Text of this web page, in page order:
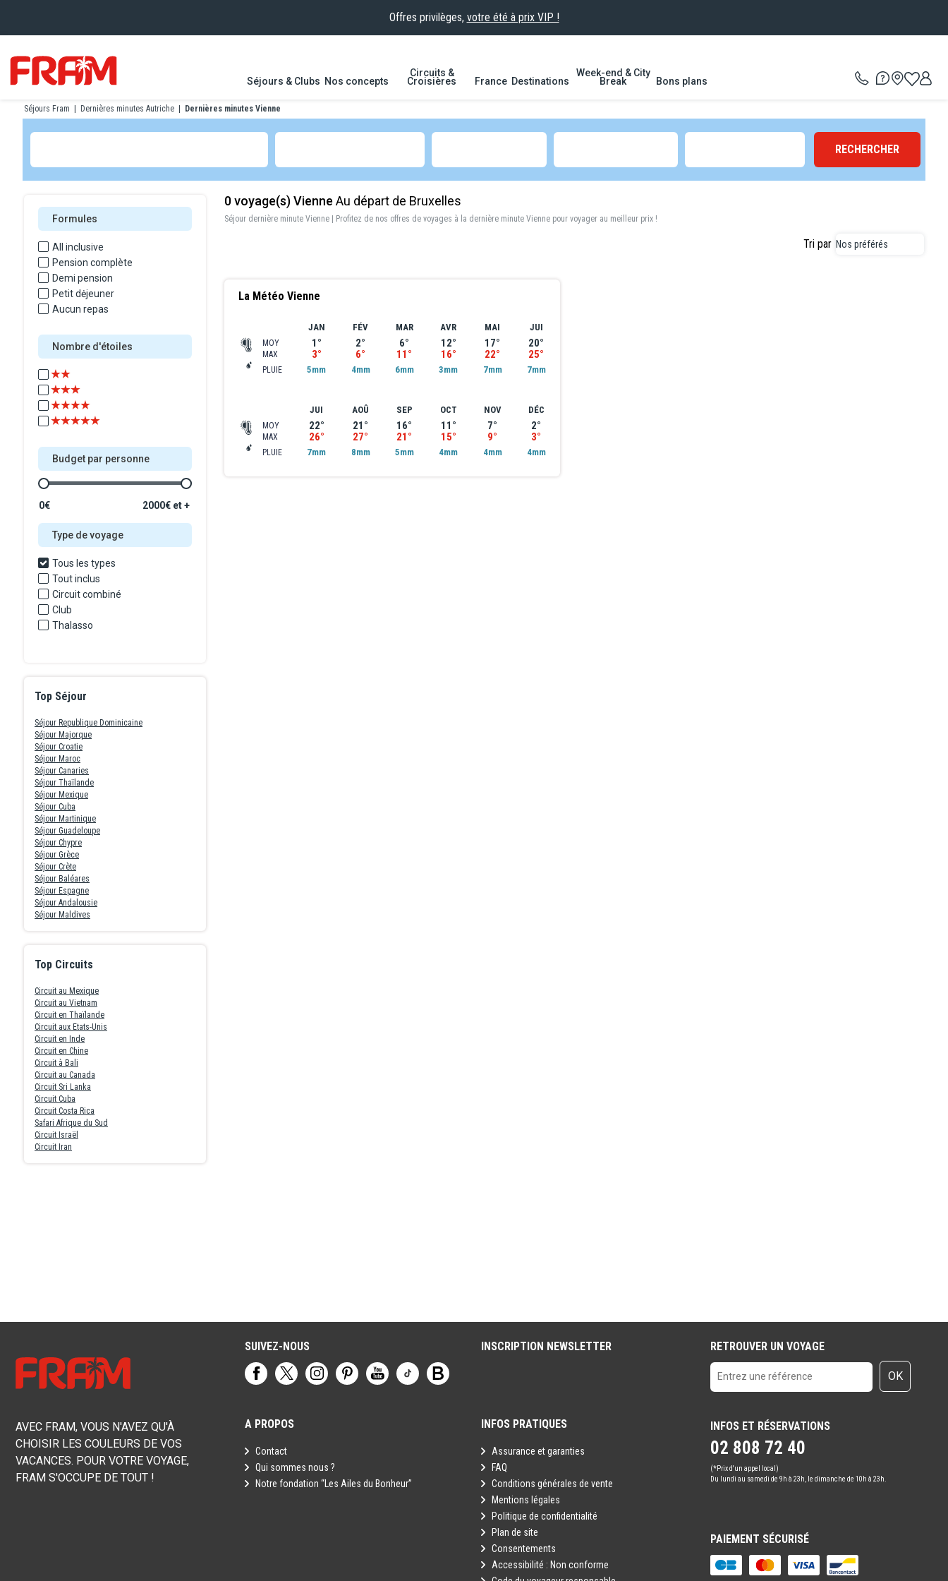
Offres privilèges, votre été à prix VIP !
Séjours & Clubs Nos concepts
Circuits &
Croisières France Destinations
Week-end & City
Break Bons plans
Séjours Fram Dernières minutes Autriche Dernières minutes Vienne
RECHERCHER
0voyage(s) Vienne Au départ de Bruxelles
Séjour dernière minute Vienne| Profitez de nos offres de voyages à la dernière minute Viennepour voyager au meilleur prix !
Nos préférés
Tri par
La Météo Vienne
MOY
MAX
PLUIE
JAN
1°
3°
5mm
FÉV
2°
6°
4mm
MAR
6°
11°
6mm
AVR
12°
16°
3mm
MAI
17°
22°
7mm
JUI
20°
25°
7mm
MOY
MAX
PLUIE
JUI
22°
26°
7mm
AOÛ
21°
27°
8mm
SEP
16°
21°
5mm
OCT
11°
15°
4mm
NOV
7°
9°
4mm
DÉC
2°
3°
4mm
Formules
All inclusive
Pension complète
Demi pension
Petit dėjeuner
Aucun repas
Nombre d'étoiles
Budget par personne
0€ 2000€ et +
Type de voyage
Tous les types
Tout inclus
Circuit combiné
Club
Thalasso
Top Séjour
Séjour Republique Dominicaine
Séjour Majorque
Séjour Croatie
Séjour Maroc
Séjour Canaries
Séjour Thaïlande
Séjour Mexique
Séjour Cuba
Séjour Martinique
Séjour Guadeloupe
Séjour Chypre
Séjour Grèce
Séjour Crète
Séjour Baléares
Séjour Espagne
Séjour Andalousie
Séjour Maldives
Top Circuits
Circuit au Mexique
Circuit au Vietnam
Circuit en Thaïlande
Circuit aux Etats-Unis
Circuit en Inde
Circuit en Chine
Circuit à Bali
Circuit au Canada
Circuit Sri Lanka
Circuit Cuba
Circuit Costa Rica
Safari Afrique du Sud
Circuit Israël
Circuit Iran
SUIVEZ-NOUS INSCRIPTION NEWSLETTER RETROUVER UN VOYAGE
OK
AVEC FRAM, VOUS N'AVEZ QU'À
CHOISIR LES COULEURS DE VOS
VACANCES. POUR VOTRE VOYAGE,
FRAM S'OCCUPE DE TOUT !
A PROPOS
Contact
Qui sommes nous ?
Notre fondation “Les Ailes du Bonheur”
INFOS PRATIQUES
Assurance et garanties
FAQ
Conditions générales de vente
Mentions légales
Politique de confidentialité
Plan de site
Consentements
Accessibilité : Non conforme
INFOS ET RÉSERVATIONS
02 808 72 40
(*Prix d'un appel local)
Du lundi au samedi de 9h à 23h, le dimanche de 10h à 23h.
PAIEMENT SÉCURISÉ